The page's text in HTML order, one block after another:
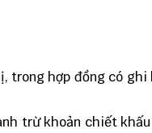
trong hợp đồng có
trừ khoản chiết